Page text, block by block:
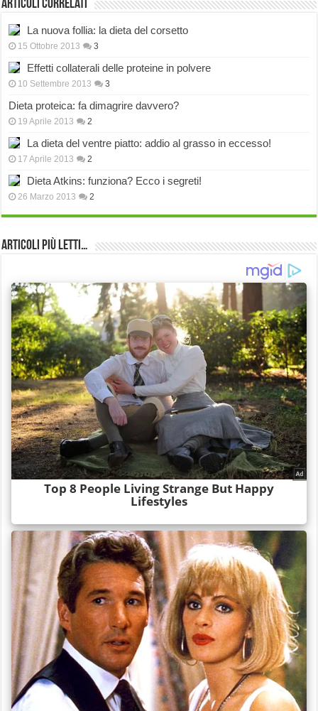
Articoli correlati
La nuova follia: la dieta del corsetto
15 Ottobre 2013 3
Effetti collaterali delle proteine in polvere
10 Settembre 2013 3
Dieta proteica: fa dimagrire davvero?
19 Aprile 2013 2
La dieta del ventre piatto: addio al grasso in eccesso!
17 Aprile 2013 2
Dieta Atkins: funziona? Ecco i segreti!
26 Marzo 2013 2
Articoli più Letti…